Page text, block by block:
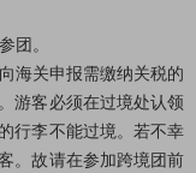
团。
海关申报需缴纳关税的
游客必须在过境处认领
行李不能过境。若不幸
。故请在参加跨境团前